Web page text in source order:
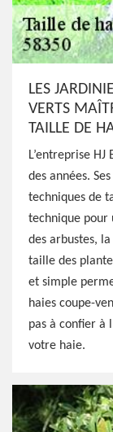
LES
VERTS
TAILLE DE
L’entreprise HJ
des années.
techniques de
technique pour
des arbustes,
taille des
et simple
haies coupe-
pas à confier à
votre haie.